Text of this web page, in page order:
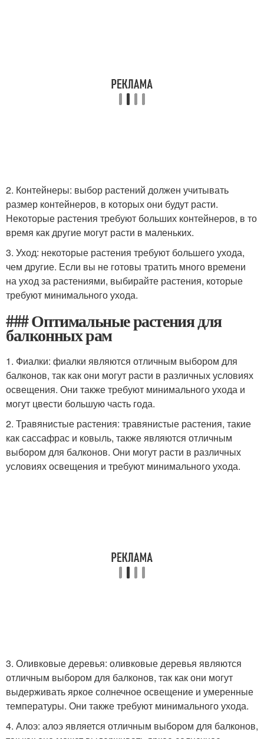
2. Контейнеры: выбор растений должен учитывать
размер контейнеров, в которых они будут расти.
Некоторые растения требуют больших контейнеров, в то
время как другие могут расти в маленьких.
3. Уход: некоторые растения требуют большего ухода,
чем другие. Если вы не готовы тратить много времени
на уход за растениями, выбирайте растения, которые
требуют минимального ухода.
### Оптимальные растения для
балконных рам
1. Фиалки: фиалки являются отличным выбором для
балконов, так как они могут расти в различных условиях
освещения. Они также требуют минимального ухода и
могут цвести большую часть года.
2. Травянистые растения: травянистые растения, такие
как сассафрас и ковыль, также являются отличным
выбором для балконов. Они могут расти в различных
условиях освещения и требуют минимального ухода.
3. Оливковые деревья: оливковые деревья являются
отличным выбором для балконов, так как они могут
выдерживать яркое солнечное освещение и умеренные
температуры. Они также требуют минимального ухода.
4. Алоэ: алоэ является отличным выбором для балконов,